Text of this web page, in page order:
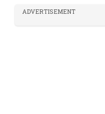
ADVERTISEMENT